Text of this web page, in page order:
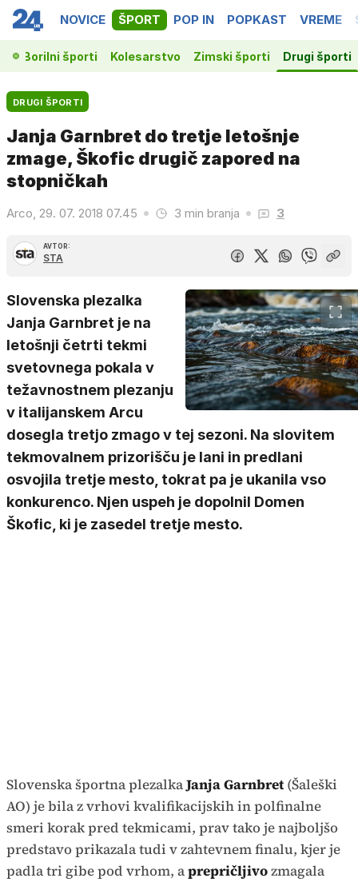
NOVICE ŠPORT POP IN POPKAST VREME
Borilni športi Kolesarstvo Zimski športi Drugi športi
DRUGI ŠPORTI
Janja Garnbret do tretje letošnje
zmage, Škofic drugič zapored na
stopničkah
Arco, 29. 07. 2018 07.45 3 min branja 3
AVTOR:
STA
Slovenska plezalka
Janja Garnbret je na
letošnji četrti tekmi
svetovnega pokala v
težavnostnem plezanju
v italijanskem Arcu
dosegla tretjo zmago v tej sezoni. Na slovitem
tekmovalnem prizorišču je lani in predlani
osvojila tretje mesto, tokrat pa je ukanila vso
konkurenco. Njen uspeh je dopolnil Domen
Škofic, ki je zasedel tretje mesto.
Slovenska športna plezalkaJanja Garnbret(Šaleški
AO) je bila z vrhovi kvalifikacijskih in polfinalne
smeri korak pred tekmicami, prav tako je najboljšo
predstavo prikazala tudi v zahtevnem finalu, kjer je
padla tri gibe pod vrhom, aprepričljivozmagala